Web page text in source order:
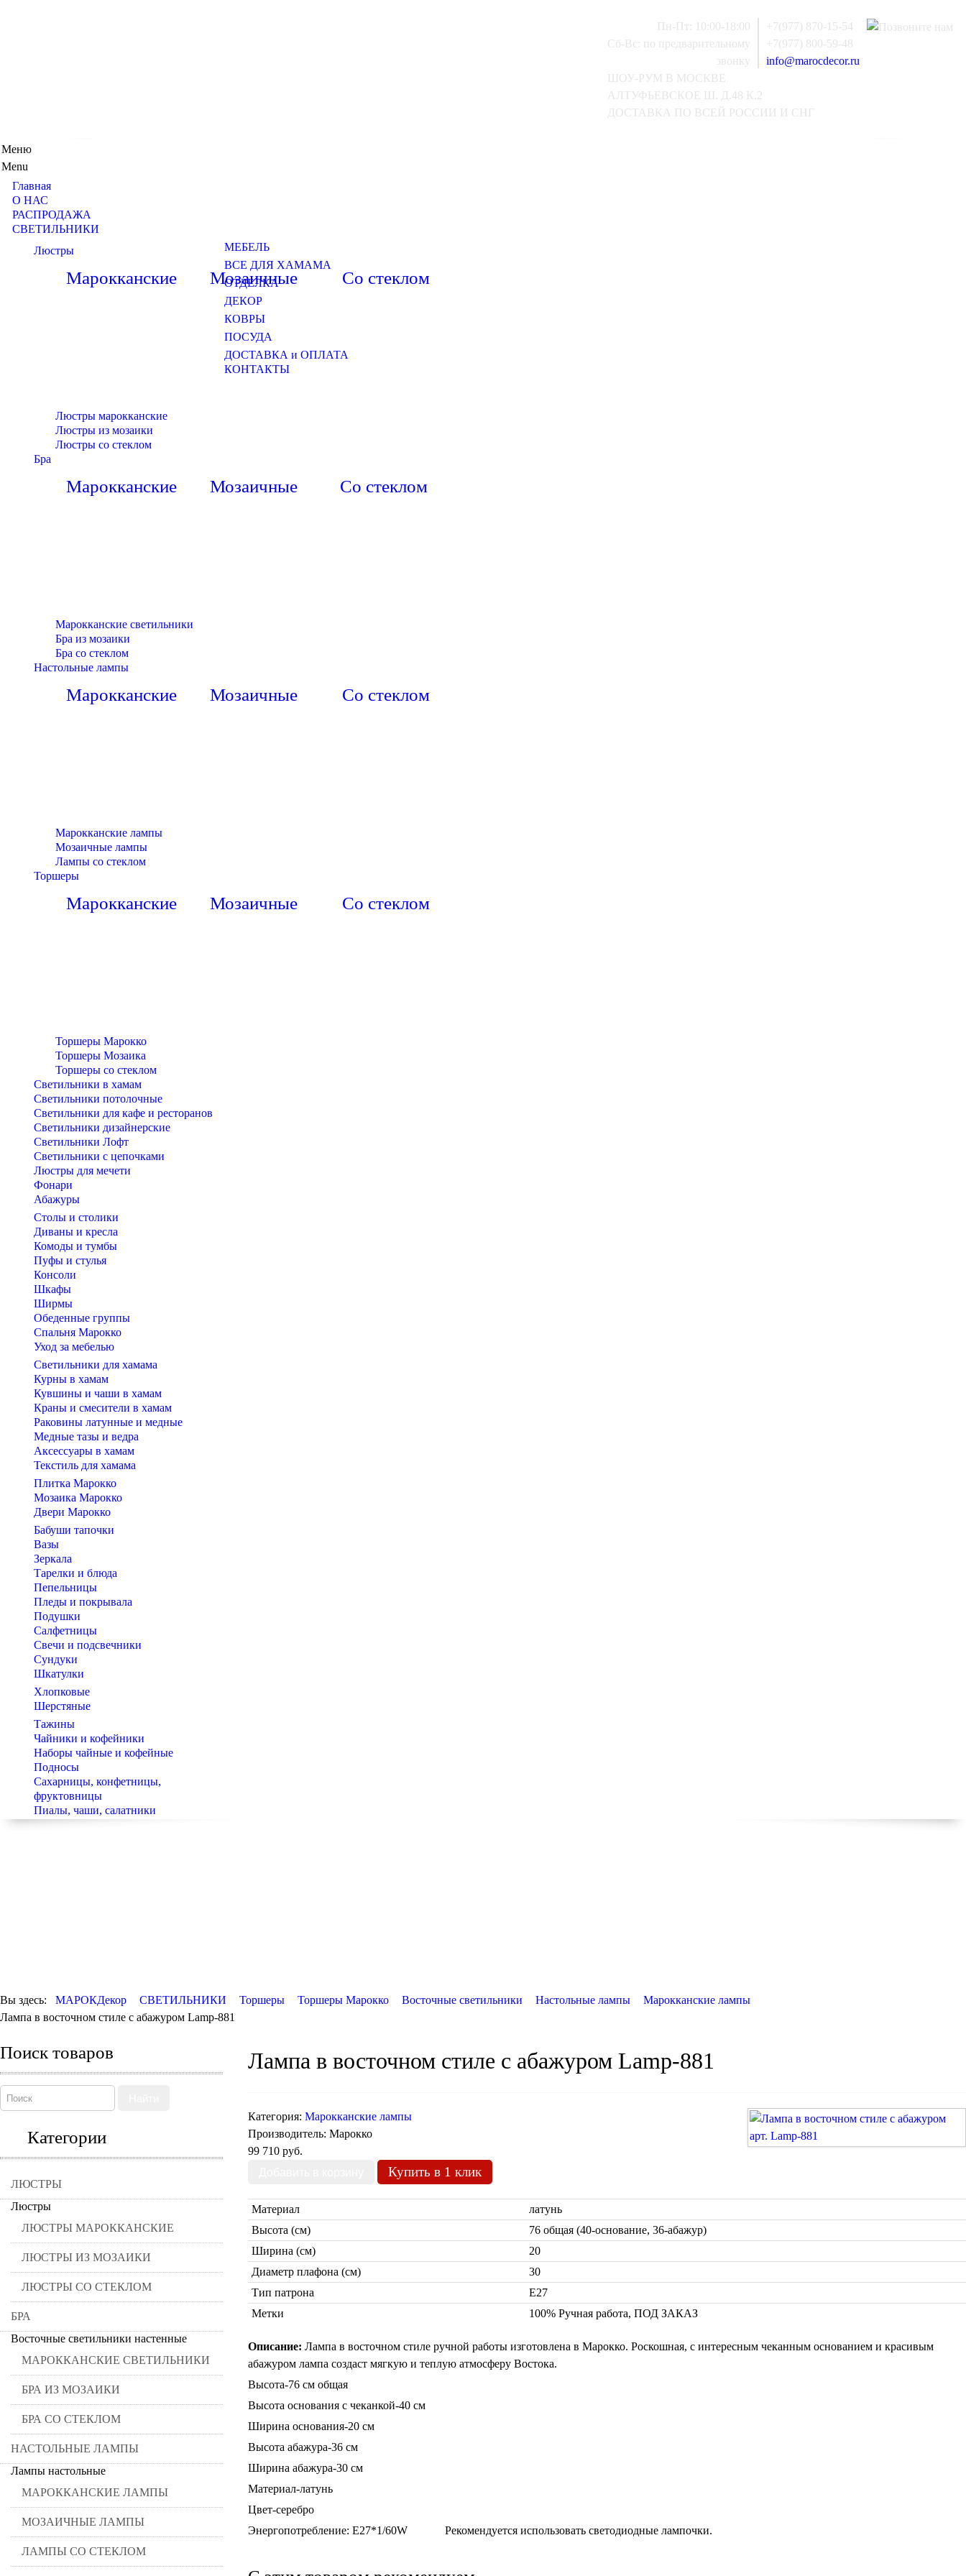
+7(977) 870-15-54
+7(977) 800-59-48
info@marocdecor.ru
Пн-Пт: 10:00-18:00
Сб-Вс: по предварительному
звонку
ШОУ-РУМ В МОСКВЕ
АЛТУФЬЕВСКОЕ Ш. Д.48 К.2
ДОСТАВКА ПО ВСЕЙ РОССИИ И СНГ
Меню
Menu
Главная
О НАС
РАСПРОДАЖА
СВЕТИЛЬНИКИ
Люстры
Марокканские Мозаичные Со стеклом
Люстры марокканские
Люстры из мозаики
Люстры со стеклом
Бра
Марокканские Мозаичные Со стеклом
Марокканские светильники
Бра из мозаики
Бра со стеклом
Настольные лампы
Марокканские Мозаичные Со стеклом
Марокканские лампы
Мозаичные лампы
Лампы со стеклом
Торшеры
Марокканские Мозаичные Со стеклом
Торшеры Марокко
Торшеры Мозаика
Торшеры со стеклом
Светильники в хамам
Светильники потолочные
Светильники для кафе и ресторанов
Светильники дизайнерские
Светильники Лофт
Светильники с цепочками
Люстры для мечети
Фонари
Абажуры
МЕБЕЛЬ
Столы и столики
Диваны и кресла
Комоды и тумбы
Пуфы и стулья
Консоли
Шкафы
Ширмы
Обеденные группы
Спальня Марокко
Уход за мебелью
ВСЕ ДЛЯ ХАМАМА
Светильники для хамама
Курны в хамам
Кувшины и чаши в хамам
Краны и смесители в хамам
Раковины латунные и медные
Медные тазы и ведра
Аксессуары в хамам
Текстиль для хамама
ОТДЕЛКА
Плитка Марокко
Мозаика Марокко
Двери Марокко
ДЕКОР
Бабуши тапочки
Вазы
Зеркала
Тарелки и блюда
Пепельницы
Пледы и покрывала
Подушки
Салфетницы
Свечи и подсвечники
Сундуки
Шкатулки
КОВРЫ
Хлопковые
Шерстяные
ПОСУДА
Тажины
Чайники и кофейники
Наборы чайные и кофейные
Подносы
Сахарницы, конфетницы,
фруктовницы
Пиалы, чаши, салатники
ДОСТАВКА и ОПЛАТА
КОНТАКТЫ
Вы здесь: МАРОКДекор СВЕТИЛЬНИКИ Торшеры Торшеры Марокко Восточные светильники Настольные лампы
Марокканские лампы
Лампа в восточном стиле с абажуром Lamp-881
Лампа в восточном стиле с абажуром Lamp-881
Категория: Марокканские лампы
Производитель: Марокко
99 710 руб.
Купить в 1 клик
Материал
латунь
Высота (см)
76 общая (40-основание, 36-абажур)
Ширина (см)
20
Диаметр плафона (см)
30
Тип патрона
Е27
Метки
100% Ручная работа, ПОД ЗАКАЗ
Описание: Лампа в восточном стиле ручной работы изготовлена в Марокко. Роскошная, с интересным чеканным основанием и красивым
абажуром лампа создаст мягкую и теплую атмосферу Востока.
Высота-76 см общая
Высота основания с чеканкой-40 см
Ширина основания-20 см
Высота абажура-36 см
Ширина абажура-30 см
Материал-латунь
Цвет-серебро
Энергопотребление: Е27*1/60W Рекомендуется использовать светодиодные лампочки.
Поиск товаров
Категории
ЛЮСТРЫ
Люстры
ЛЮСТРЫ МАРОККАНСКИЕ
ЛЮСТРЫ ИЗ МОЗАИКИ
ЛЮСТРЫ СО СТЕКЛОМ
БРА
Восточные светильники настенные
МАРОККАНСКИЕ СВЕТИЛЬНИКИ
БРА ИЗ МОЗАИКИ
БРА СО СТЕКЛОМ
НАСТОЛЬНЫЕ ЛАМПЫ
Лампы настольные
МАРОККАНСКИЕ ЛАМПЫ
МОЗАИЧНЫЕ ЛАМПЫ
ЛАМПЫ СО СТЕКЛОМ